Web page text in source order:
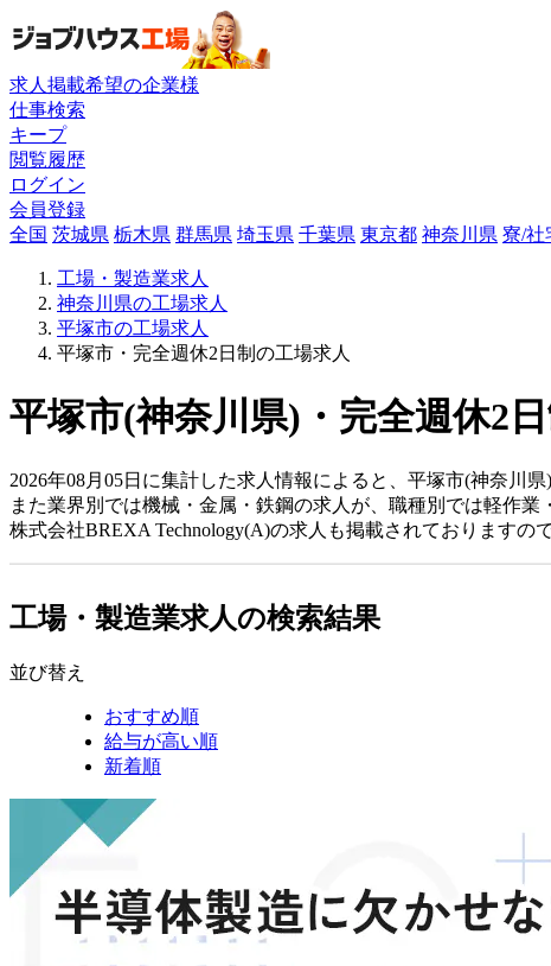
求人掲載希望の企業様
仕事検索
キープ
閲覧履歴
ログイン
会員登録
全国 茨城県 栃木県 群馬県 埼玉県 千葉県 東京都 神奈川県 寮/社
工場・製造業求人
神奈川県の工場求人
平塚市の工場求人
平塚市・完全週休2日制の工場求人
平塚市(神奈川県)・完全週休2
2026年08月05日に集計した求人情報によると、平塚市(神奈川
また業界別では機械・金属・鉄鋼の求人が、職種別では軽作業
株式会社BREXA Technology(A)の求人も掲載されておりますの
工場・製造業求人の検索結果
並び替え
おすすめ順
給与が高い順
新着順